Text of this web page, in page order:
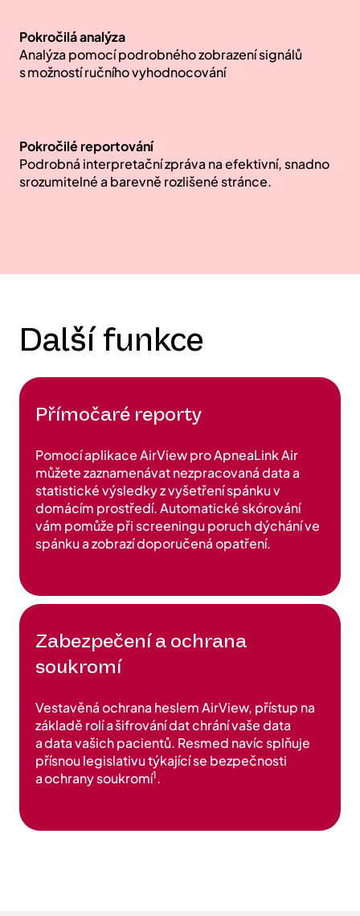
Pokročilá analýza
Analýza pomocí podrobného zobrazení signálů
s možností ručního vyhodnocování
Pokročilé reportování
Podrobná interpretační zpráva na efektivní, snadno
srozumitelné a barevně rozlišené stránce.
Další funkce
Přímočaré reporty
Pomocí aplikace AirView pro ApneaLink Air
můžete zaznamenávat nezpracovaná data a
statistické výsledky z vyšetření spánku v
domácím prostředí. Automatické skórování
vám pomůže při screeningu poruch dýchání ve
spánku a zobrazí doporučená opatření.
Zabezpečení a ochrana
soukromí
Vestavěná ochrana heslem AirView, přístup na
základě rolí a šifrování dat chrání vaše data
a data vašich pacientů. Resmed navíc splňuje
přísnou legislativu týkající se bezpečnosti
a ochrany soukromí1.